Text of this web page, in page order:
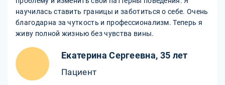
научилась ставить границы и заботиться о себе. Очень
благодарна за чуткость и профессионализм. Теперь я
живу полной жизнью без чувства вины.
Екатерина Сергеевна, 35 лет
Пациент